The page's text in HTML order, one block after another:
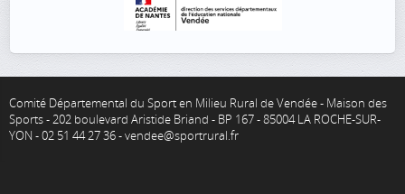
Comité Départemental du Sport en Milieu Rural de Vendée - Maison des
Sports - 202 boulevard Aristide Briand - BP 167 - 85004 LA ROCHE-SUR-
YON - 02 51 44 27 36 - vendee@sportrural.fr